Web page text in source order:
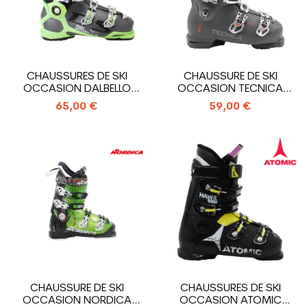
CHAUSSURES DE SKI
OCCASION DALBELLO
SPORT DS LTD
65,00 €
CHAUSSURE DE SKI
OCCASION TECNICA
MACH SPORT MV RT...
59,00 €
CHAUSSURE DE SKI
OCCASION NORDICA
CHAUSSURES DE SKI
OCCASION ATOMIC